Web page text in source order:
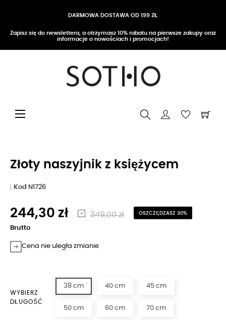
DARMOWA DOSTAWA OD 199 ZŁ
Zapisz się do newslettera, a otrzymasz 10% rabatu na pierwsze zakupy oraz
informacje o nowościach i promocjach!
Przełącz nawigację
☰
Złoty naszyjnik z księżycem
Kod N1726
244,30 zł 349,00 zł OSZCZĘDZASZ 30%
Brutto
Cena nie uległa zmianie
WYBIERZ
DŁUGOŚĆ
38 cm 40 cm 45 cm
50 cm 60 cm 70 cm